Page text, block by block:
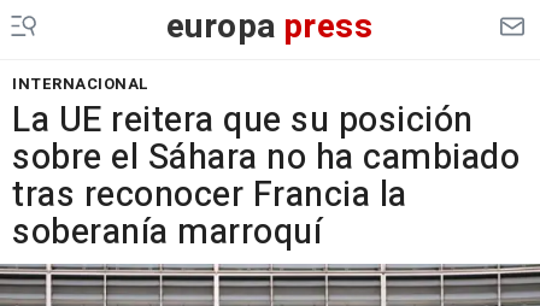
europa press
INTERNACIONAL
La UE reitera que su posición
sobre el Sáhara no ha cambiado
tras reconocer Francia la
soberanía marroquí